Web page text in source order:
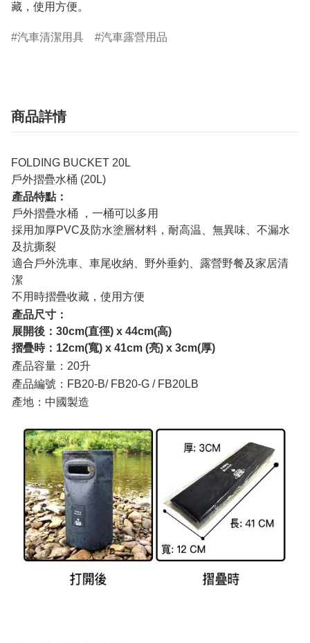
藏，使用方便。
汽車清潔用具 汽車露營用品
商品詳情
FOLDING BUCKET 20L
戶外摺疊水桶 (20L)
產品特點：
戶外摺疊水桶 ，一桶可以多用
採用加厚PVC及防水塗層材料，耐高温、無異味、不漏水
及抗撕裂
適合戶外洗車、車尾收納、野外垂釣、露營野餐及家居清
潔
不用時摺疊收藏，使用方便
產品尺寸：
展開後：30cm(直徑) x 44cm(高)
摺疊時：12cm(寬) x 41cm (亮) x 3cm(厚)
產品容量：20升
產品編號：FB20-B/ FB20-G / FB20LB
產地：中國製造